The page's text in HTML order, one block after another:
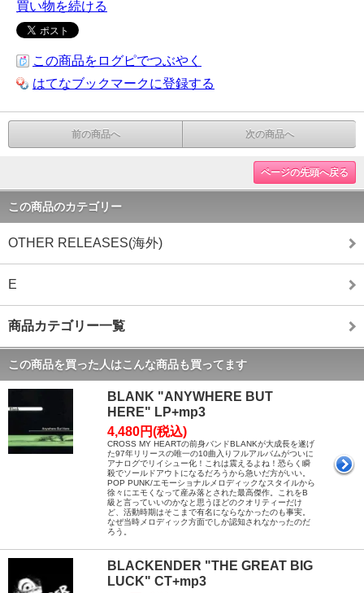
買い物を続ける
この商品をログピでつぶやく
はてなブックマークに登録する
前の商品へ 次の商品へ
ページの先頭へ戻る
この商品のカテゴリー
OTHER RELEASES(海外)
E
商品カテゴリー一覧
この商品を買った人はこんな商品も買ってます
BLANK "ANYWHERE BUT
HERE" LP+mp3
4,480円(税込)
CROSS MY HEARTの前身バンドBLANKが大成長を遂げ
た97年リリースの唯一の10曲入りフルアルバムがついに
アナログでリイシュー化！これは震えるよね！恐らく瞬
殺でソールドアウトになるだろうから急いだ方がいい。
POP PUNK/エモーショナルメロディックなスタイルから
徐々にエモくなって産み落とされた最高傑作。これをB
級と言っていいのかなと思うほどのクオリティーだけ
ど、活動時期はそこまで有名にならなかったのも事実。
なぜ当時メロディック方面でしか認知されなかったのだ
ろう。
BLACKENDER "THE GREAT BIG
LUCK" CT+mp3